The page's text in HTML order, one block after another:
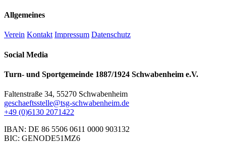
Allgemeines
Verein Kontakt Impressum Datenschutz
Social Media
Turn- und Sportgemeinde 1887/1924 Schwabenheim e.V.
Faltenstraße 34, 55270 Schwabenheim
geschaeftsstelle@tsg-schwabenheim.de
+49 (0)6130 2071422
IBAN: DE 86 5506 0611 0000 903132
BIC: GENODE51MZ6